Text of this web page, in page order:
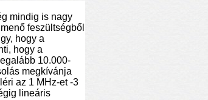
mindig is nagy
feszültségből
hogy a
hogy a
10.000-
megkívánja
az 1 MHz-et -3
lineáris